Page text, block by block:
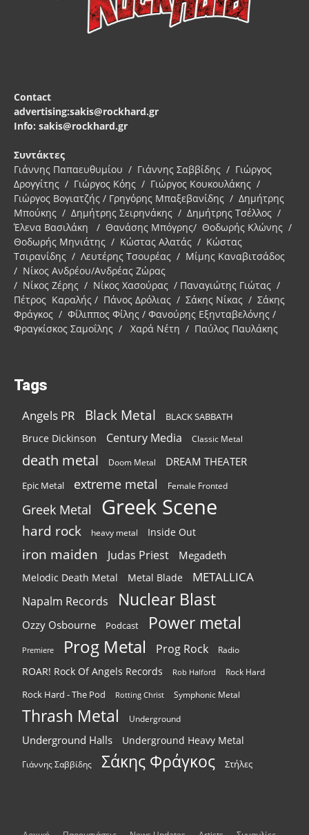
Contact
advertising:sakis@rockhard.gr
Info: sakis@rockhard.gr
Συντάκτες
Γιάννης Παπαευθυμίου / Γιάννης Σαββίδης / Γιώργος
Δρογγίτης / Γιώργος Κόης / Γιώργος Κουκουλάκης /
Γιώργος Βογιατζής / Γρηγόρης Μπαξεβανίδης / Δημήτρης
Μπούκης / Δημήτρης Σειρηνάκης / Δημήτρης Τσέλλος /
Έλενα Βασιλάκη / Θανάσης Μπόγρης/ Θοδωρής Κλώνης /
Θοδωρής Μηνιάτης / Κώστας Αλατάς / Κώστας
Τσιρανίδης / Λευτέρης Τσουρέας / Μίμης Καναβιτσάδος
/ Νίκος Ανδρέου/Ανδρέας Ζώρας
/ Νίκος Ζέρης / Νίκος Χασούρας / Παναγιώτης Γιώτας /
Πέτρος Καραλής / Πάνος Δρόλιας / Σάκης Νίκας / Σάκης
Φράγκος / Φίλιππος Φίλης / Φανούρης Εξηνταβελόνης /
Φραγκίσκος Σαμοΐλης / Χαρά Νέτη / Παύλος Παυλάκης
Tags
Angels PR Black Metal BLACK SABBATH
Bruce Dickinson Century Media Classic Metal
death metal Doom Metal DREAM THEATER
Epic Metal extreme metal Female Fronted
Greek Metal Greek Scene
hard rock heavy metal Inside Out
iron maiden Judas Priest Megadeth
Melodic Death Metal Metal Blade METALLICA
Napalm Records Nuclear Blast
Ozzy Osbourne Podcast Power metal
Premiere Prog Metal Prog Rock Radio
ROAR! Rock Of Angels Records Rob Halford Rock Hard
Rock Hard - The Pod Rotting Christ Symphonic Metal
Thrash Metal Underground
Underground Halls Underground Heavy Metal
Γιάννης Σαββίδης Σάκης Φράγκος Στήλες